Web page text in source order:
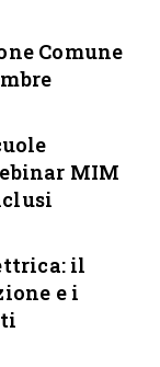
Comune
MIM
il
e i